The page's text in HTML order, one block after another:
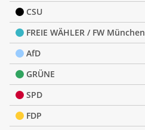
CSU
FREIE WÄHLER / FW München
AfD
GRÜNE
SPD
FDP